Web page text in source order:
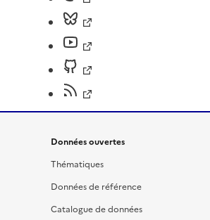
Données ouvertes
Thématiques
Données de référence
Catalogue de données